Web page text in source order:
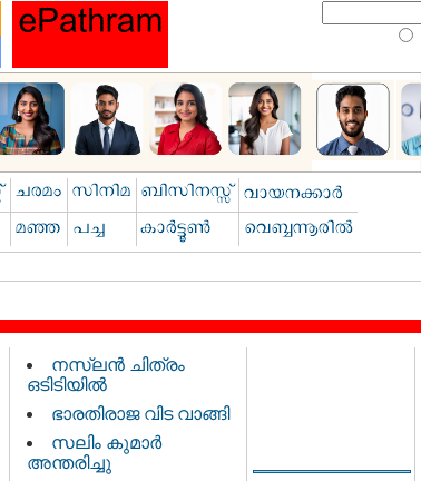
നസ്‌ലൻ ചിത്രം
ഒടിടിയിൽ
ഭാരതിരാജ വിട വാങ്ങി
സലിം കുമാർ
അന്തരിച്ചു